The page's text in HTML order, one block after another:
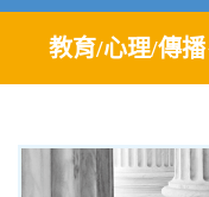
教育/心理/傳播